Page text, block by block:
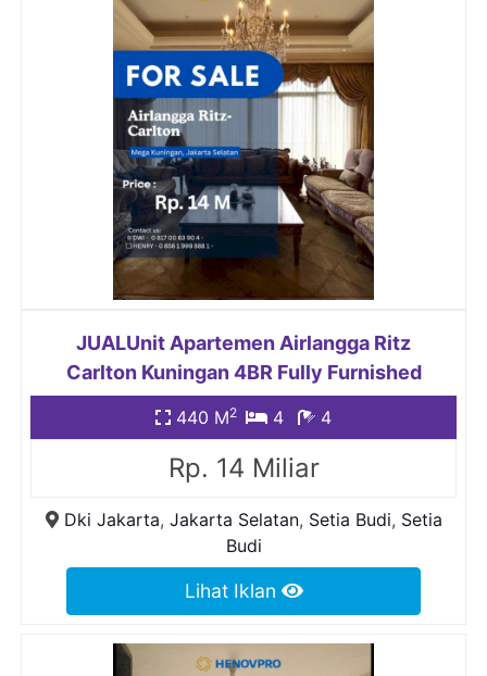
JUALUnit Apartemen Airlangga Ritz
Carlton Kuningan 4BR Fully Furnished
440 M2 4 4
Rp. 14 Miliar
Dki Jakarta, Jakarta Selatan, Setia Budi, Setia
Budi
Lihat Iklan